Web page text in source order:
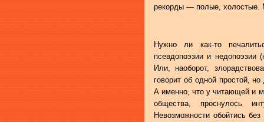
рекорды — полые, холостые.
Нужно ли как-то
псевдопоэзии и недопоэзии
Или, наоборот,
говорит об одной простой,
А именно, что у читающей и
общества, проснулось
Невозможности обойтись